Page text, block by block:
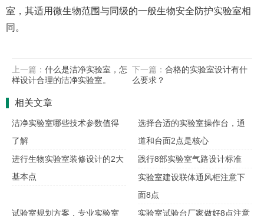
室，其适用微生物范围与同级的一般生物安全防护实验室相
同。
上一篇： 什么是洁净实验室，怎
样设计合理的洁净实验室。
下一篇： 合格的实验室设计有什
么要求？
相关文章
洁净实验室哪些技术参数值得
了解
选择合适的实验室操作台，通
道和台面2点是核心
进行生物实验室装修设计的2大
基本点
践行8部实验室气路设计标准
实验室建设联体通风柜注意下
面8点
试验室规划方案，专业实验室
实验室试验台厂家做好8点注意